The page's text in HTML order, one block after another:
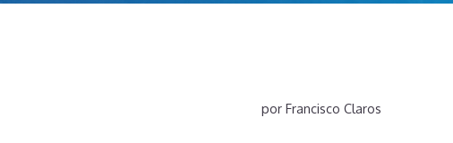
por Francisco Claros